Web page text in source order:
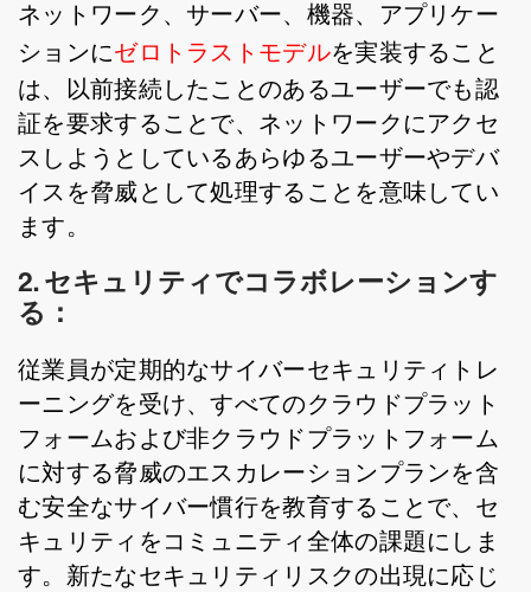
ネットワーク、サーバー、機器、アプリケー
ションにゼロトラストモデルを実装すること
は、以前接続したことのあるユーザーでも認
証を要求することで、ネットワークにアクセ
スしようとしているあらゆるユーザーやデバ
イスを脅威として処理することを意味してい
ます。
2. セキュリティでコラボレーションす
る：
従業員が定期的なサイバーセキュリティトレ
ーニングを受け、すべてのクラウドプラット
フォームおよび非クラウドプラットフォーム
に対する脅威のエスカレーションプランを含
む安全なサイバー慣行を教育することで、セ
キュリティをコミュニティ全体の課題にしま
す。新たなセキュリティリスクの出現に応じ